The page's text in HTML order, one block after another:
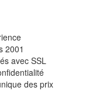
2001
avec SSL
des prix